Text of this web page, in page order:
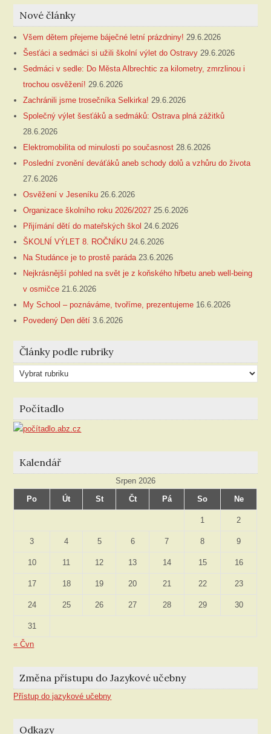
Nové články
Všem dětem přejeme báječné letní prázdniny! 29.6.2026
Šesťáci a sedmáci si užili školní výlet do Ostravy 29.6.2026
Sedmáci v sedle: Do Města Albrechtic za kilometry, zmrzlinou i
trochou osvěžení! 29.6.2026
Zachránili jsme trosečníka Selkirka! 29.6.2026
Společný výlet šesťáků a sedmáků: Ostrava plná zážitků
28.6.2026
Elektromobilita od minulosti po současnost 28.6.2026
Poslední zvonění deváťáků aneb schody dolů a vzhůru do života
27.6.2026
Osvěžení v Jeseníku 26.6.2026
Organizace školního roku 2026/2027 25.6.2026
Přijímání dětí do mateřských škol 24.6.2026
ŠKOLNÍ VÝLET 8. ROČNÍKU 24.6.2026
Na Studánce je to prostě paráda 23.6.2026
Nejkrásnější pohled na svět je z koňského hřbetu aneb well-being
v osmičce 21.6.2026
My School – poznáváme, tvoříme, prezentujeme 16.6.2026
Povedený Den dětí 3.6.2026
Články podle rubriky
Články
podle
rubriky
Počítadlo
Kalendář
Srpen 2026
Po
Út St Čt Pá So Ne
1 2
3 4 5 6 7 8 9
10 11 12 13 14 15 16
17 18 19 20 21 22 23
24 25 26 27 28 29 30
31
« Čvn
Změna přístupu do Jazykové učebny
Přístup do jazykové učebny
Odkazy